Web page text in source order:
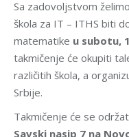
Sa zadovoljstvom
škola za IT – ITHS biti
matematike u subotu,
takmičenje će okupiti
različitih škola, a
Srbije.
Takmičenje će se
Savski nasip 7 na